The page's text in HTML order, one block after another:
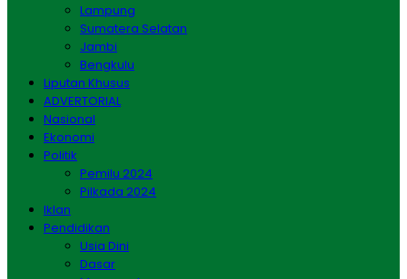
Lampung
Sumatera Selatan
Jambi
Bengkulu
Liputan Khusus
ADVERTORIAL
Nasional
Ekonomi
Politik
Pemilu 2024
Pilkada 2024
Iklan
Pendidikan
Usia Dini
Dasar